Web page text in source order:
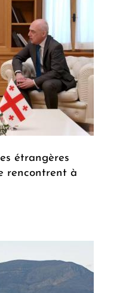
étrangères
rencontrent à